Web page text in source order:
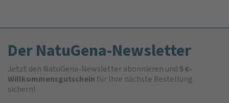
Der NatuGena-Newsletter
Jetzt den NatuGena-Newsletter abonnieren und5 €-
Willkommensgutschein für Ihre nächste Bestellung
sichern!